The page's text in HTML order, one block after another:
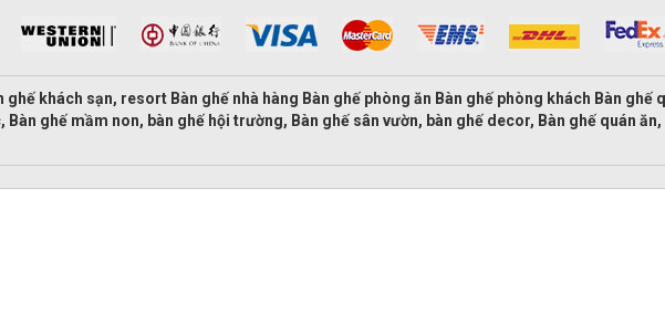
ghế khách sạn, resort Bàn ghế nhà hàng Bàn ghế phòng ăn Bàn ghế phòng khách Bàn ghế
ghế mầm non, bàn ghế hội trường, Bàn ghế sân vườn, bàn ghế decor, Bàn ghế quán